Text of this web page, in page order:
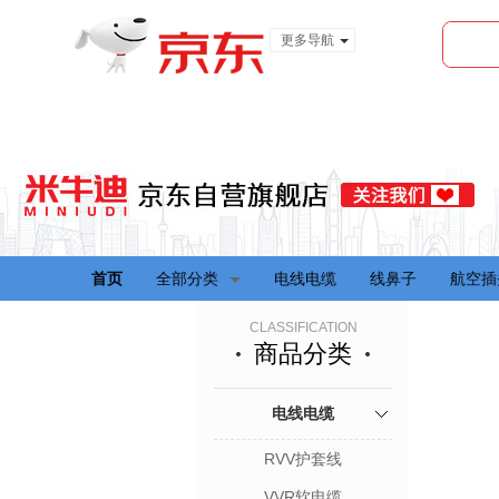
更多导航
首页 全部分类 电线电缆 线鼻子 航空
CLASSIFICATION
商品分类
电线电缆
RVV护套线